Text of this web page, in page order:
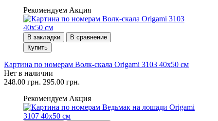
Рекомендуем Акция
В закладки
В сравнение
Купить
Картина по номерам Волк-скала Origami 3103 40x50 см
Нет в наличии
248.00 грн. 295.00 грн.
Рекомендуем Акция